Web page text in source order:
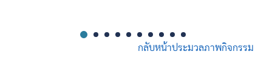
กลับหน้าประมวลภาพกิจกรรม